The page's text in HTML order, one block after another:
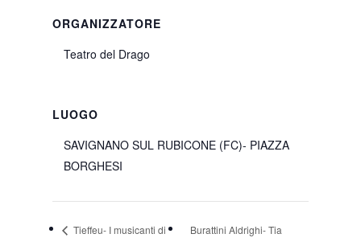
ORGANIZZATORE
Teatro del Drago
LUOGO
SAVIGNANO SUL RUBICONE (FC)- PIAZZA
BORGHESI
Tieffeu- I musicanti di
Burattini Aldrighi- Tia